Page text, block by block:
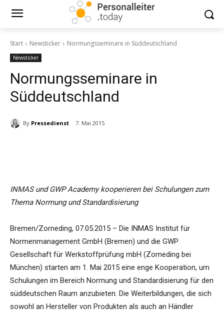
Start Newsticker Normungsseminare in Süddeutschland
Newsticker
Normungsseminare in
Süddeutschland
By Pressedienst 7. Mai 2015
INMAS und GWP Academy kooperieren bei Schulungen zum
Thema Normung und Standardisierung
Bremen/Zorneding, 07.05.2015 – Die INMAS Institut für
Normenmanagement GmbH (Bremen) und die GWP
Gesellschaft für Werkstoffprüfung mbH (Zorneding bei
München) starten am 1. Mai 2015 eine enge Kooperation, um
Schulungen im Bereich Normung und Standardisierung für den
süddeutschen Raum anzubieten. Die Weiterbildungen, die sich
sowohl an Hersteller von Produkten als auch an Händler